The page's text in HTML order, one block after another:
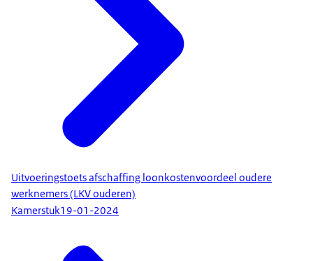
Uitvoeringstoets afschaffing loonkostenvoordeel oudere
werknemers (LKV ouderen)
Kamerstuk19-01-2024